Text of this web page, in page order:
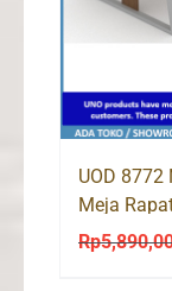
UOD 8772
Meja
Rp